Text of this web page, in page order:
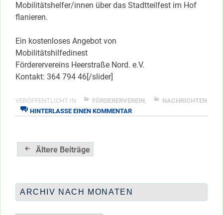
Mobilitätshelfer/innen über das Stadtteilfest im Hof
flanieren.
Ein kostenloses Angebot von
Mobilitätshilfedinest
Förderervereins Heerstraße Nord. e.V.
Kontakt: 364 794 46[/slider]
VERÖFFENTLICHT IN FÖRDERERVEREIN,
NACHRICHTEN
HINTERLASSE EINEN KOMMENTARZU
Beitragsnavigation
Ältere Beiträge
ARCHIV NACH MONATEN